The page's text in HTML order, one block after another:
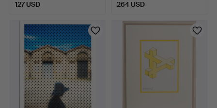
127 USD 264 USD